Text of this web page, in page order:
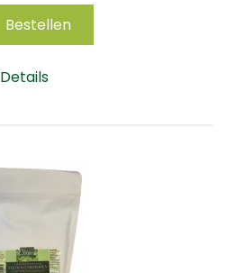
Bestellen
Details